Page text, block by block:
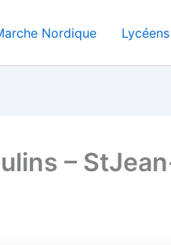
Nordique Lycéens
–